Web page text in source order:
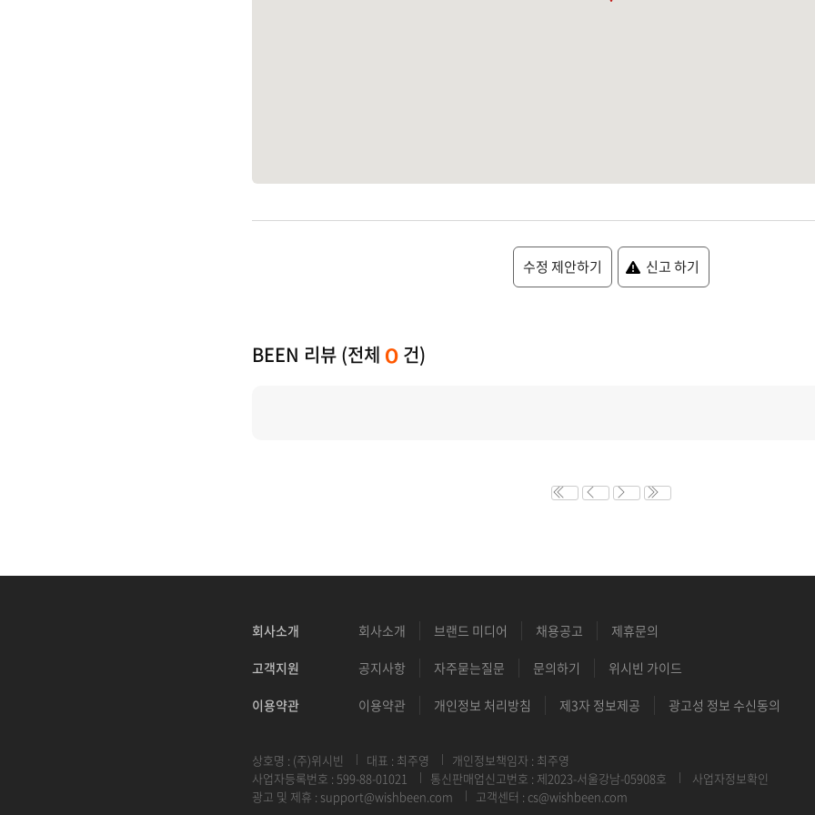
수정 제안하기 신고 하기
BEEN 리뷰 (전체 0 건)
회사소개 회사소개 브랜드 미디어 채용공고 제휴문의
고객지원 공지사항 자주묻는질문 문의하기 위시빈 가이드
이용약관 이용약관 개인정보 처리방침 제3자 정보제공 광고성 정보 수신동의
상호명 : (주)위시빈 대표 : 최주영
개인정보책임자 : 최주영
사업자등록번호 : 599-88-01021
통신판매업신고번호 : 제2023-서울강남-05908호
사업자정보확인
광고 및 제휴 : support@wishbeen.com 고객센터 : cs@wishbeen.com